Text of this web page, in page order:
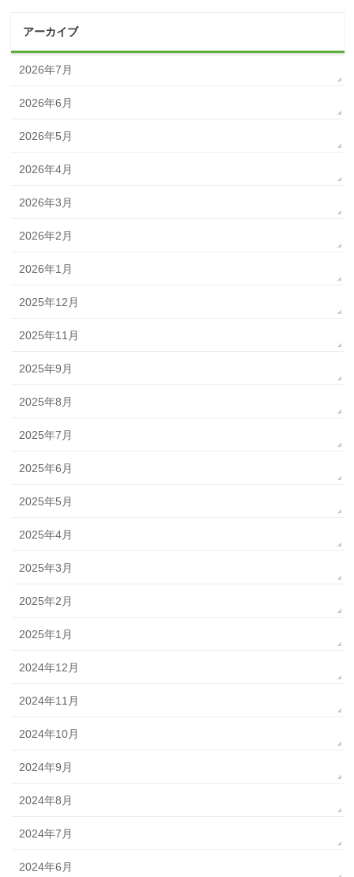
アーカイブ
2026年7月
2026年6月
2026年5月
2026年4月
2026年3月
2026年2月
2026年1月
2025年12月
2025年11月
2025年9月
2025年8月
2025年7月
2025年6月
2025年5月
2025年4月
2025年3月
2025年2月
2025年1月
2024年12月
2024年11月
2024年10月
2024年9月
2024年8月
2024年7月
2024年6月